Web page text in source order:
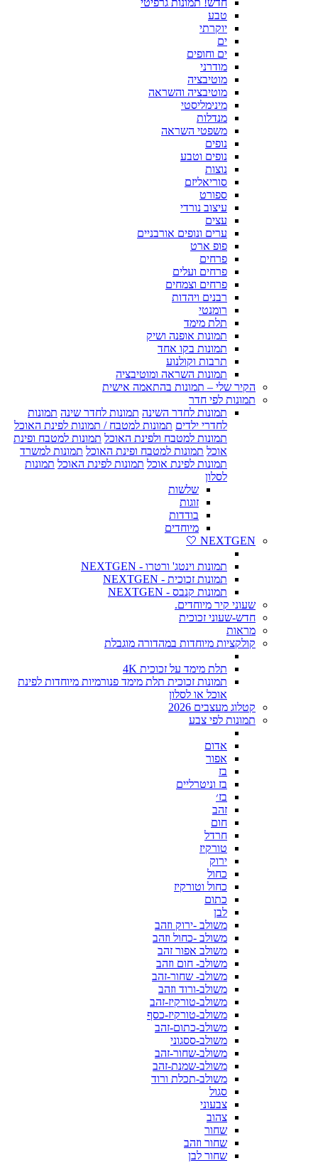
טבע
יוקרתי
ים
ים וחופים
מודרני
מוטיבציה
מוטיבציה והשראה
מינימליסטי
מנדלות
משפטי השראה
נופים
נופים וטבע
נוצות
סוריאליזם
ספורט
עיצוב נורדי
עצים
ערים ונופים אורבניים
פופ ארט
פרחים
פרחים ועלים
פרחים וצמחים
רבנים ויהדות
רומנטי
תלת מימד
תמונות אופנה ושיק
תמונות בקו אחד
תרבות וקולנוע
תמונות השראה ומוטיבציה
הקיר שלי – תמונות בהתאמה אישית
תמונות לפי חדר
תמונות לחדר השינה תמונות לחדר שינה תמונות
לחדרי ילדים תמונות למטבח / תמונות לפינת האוכל
תמונות למטבח ולפינת האוכל תמונות למטבח ופינת
אוכל תמונות למטבח ופינת האוכל תמונות למשרד
תמונות לפינת אוכל תמונות לפינת האוכל תמונות
לסלון
שלשות
זוגות
בודדות
מיוחדים
NEXTGEN 🤍
תמונות וינטג' ורטרו - NEXTGEN
תמונות זכוכית - NEXTGEN
תמונות קנבס - NEXTGEN
שעוני קיר מיוחדים.
חדש-שעוני זכוכית
מראות
קולקציות מיוחדות במהדורה מוגבלת
תלת מימד על זכוכית 4K
תמונות זכוכית תלת מימד פנורמיות מיוחדות לפינת
אוכל או לסלון
קטלוג מעצבים 2026
תמונות לפי צבע
אדום
אפור
בז
בז וניטרליים
בז׳
זהב
חום
חרדל
טורקיז
ירוק
כחול
כחול וטורקיז
כתום
לבן
משולב -ירוק וזהב
משולב -כחול וזהב
משולב אפור זהב
משולב- חום וזהב
משולב- שחור-זהב
משולב-ורוד וזהב
משולב-טורקיז-זהב
משולב-טורקיז-כסף
משולב-כתום-זהב
משולב-ססגוני
משולב-שחור-זהב
משולב-שמנת-זהב
משולב-תכלת ורוד
סגול
צבעוני
צהוב
שחור
שחור וזהב
שחור לבן